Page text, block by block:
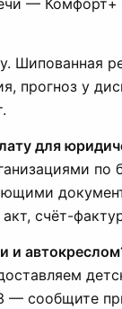
— Комфорт+
Шипованная
прогноз у
для
по
счёт-
и
— сообщите